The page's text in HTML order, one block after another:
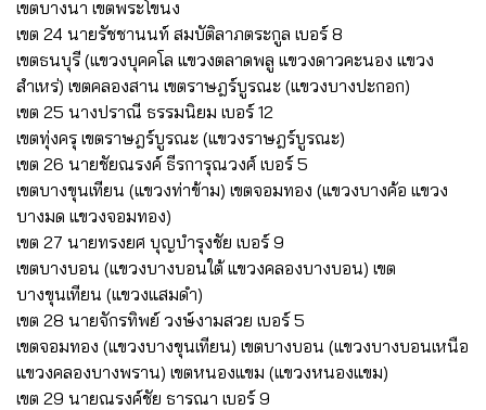
เขตบางนา เขตพระโขนง
เขต 24 นายรัชชานนท์ สมบัติลาภตระกูล เบอร์ 8
เขตธนบุรี (แขวงบุคคโล แขวงตลาดพลู แขวงดาวคะนอง แขวง
สำเหร่) เขตคลองสาน เขตราษฎร์บูรณะ (แขวงบางปะกอก)
เขต 25 นางปราณี ธรรมนิยม เบอร์ 12
เขตทุ่งครุ เขตราษฎร์บูรณะ (แขวงราษฎร์บูรณะ)
เขต 26 นายชัยณรงค์ ธีรการุณวงศ์ เบอร์ 5
เขตบางขุนเทียน (แขวงท่าข้าม) เขตจอมทอง (แขวงบางค้อ แขวง
บางมด แขวงจอมทอง)
เขต 27 นายทรงยศ บุญบำรุงชัย เบอร์ 9
เขตบางบอน (แขวงบางบอนใต้ แขวงคลองบางบอน) เขต
บางขุนเทียน (แขวงแสมดำ)
เขต 28 นายจักรทิพย์ วงษ์งามสวย เบอร์ 5
เขตจอมทอง (แขวงบางขุนเทียน) เขตบางบอน (แขวงบางบอนเหนือ
แขวงคลองบางพราน) เขตหนองแขม (แขวงหนองแขม)
เขต 29 นายณรงค์ชัย ธารณา เบอร์ 9